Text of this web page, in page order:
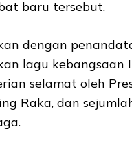
baru tersebut.
dengan
lagu kebangsaan
selamat oleh
Raka, dan